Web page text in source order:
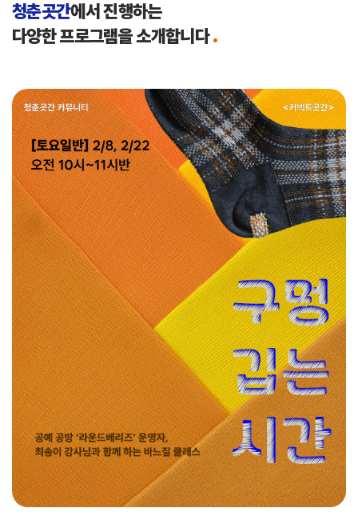
청춘곳간에서 진행하는
다양한 프로그램을 소개합니다.